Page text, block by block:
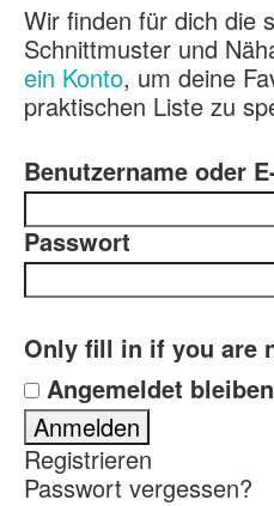
Wir finden für dich die
Schnittmuster und
ein Konto, um deine
praktischen Liste zu
Benutzername oder
Passwort
Only fill in if you are
Angemeldet bleiben
Registrieren
Passwort vergessen?